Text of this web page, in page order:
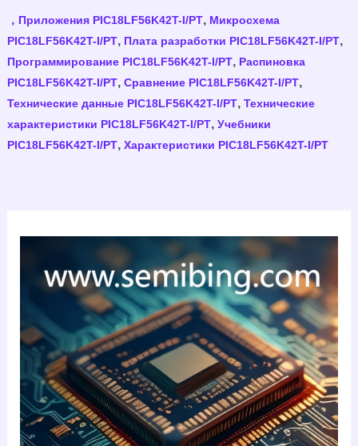
，Приложения PIC18LF56K42T-I/PT, Микросхема
PIC18LF56K42T-I/PT, Плата разработки PIC18LF56K42T-I/PT,
Программирование PIC18LF56K42T-I/PT, Распиновка
PIC18LF56K42T-I/PT, Сравнение PIC18LF56K42T-I/PT,
Технические данные PIC18LF56K42T-I/PT, Технические
характеристики PIC18LF56K42T-I/PT, Учебники
PIC18LF56K42T-I/PT, Характеристики PIC18LF56K42T-I/PT